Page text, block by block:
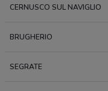
CERNUSCO SUL NAVIGLIO
BRUGHERIO
SEGRATE